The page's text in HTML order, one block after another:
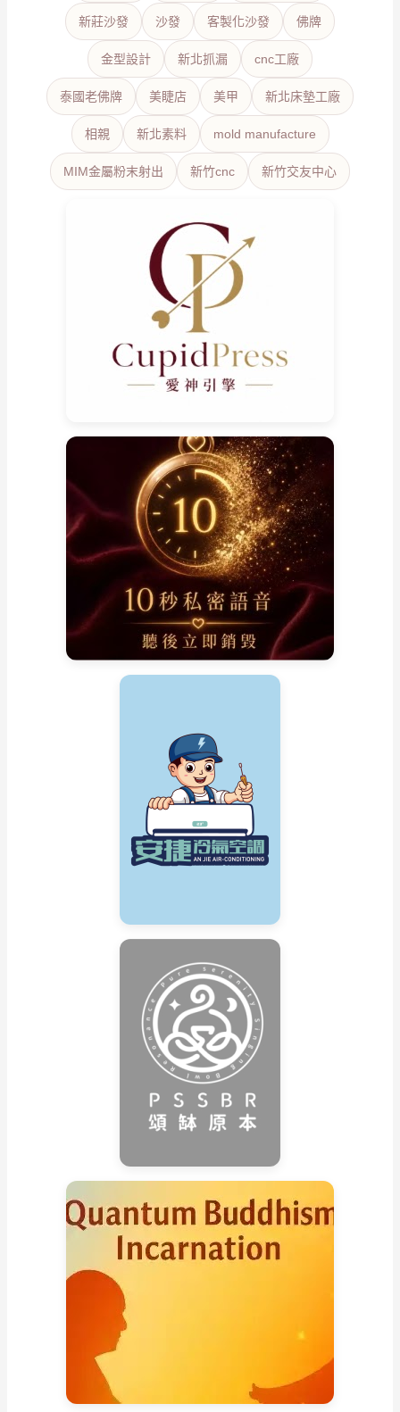
新莊沙發 沙發 客製化沙發 佛牌
金型設計 新北抓漏 cnc工廠
泰國老佛牌 美睫店 美甲 新北床墊工廠
相親 新北素料 mold manufacture
MIM金屬粉末射出 新竹cnc 新竹交友中心